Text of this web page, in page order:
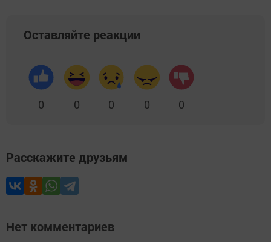
Оставляйте реакции
0 0 0 0 0
Расскажите друзьям
Нет комментариев